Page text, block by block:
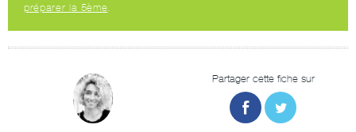
préparer la 5ème
Partager cette fiche sur